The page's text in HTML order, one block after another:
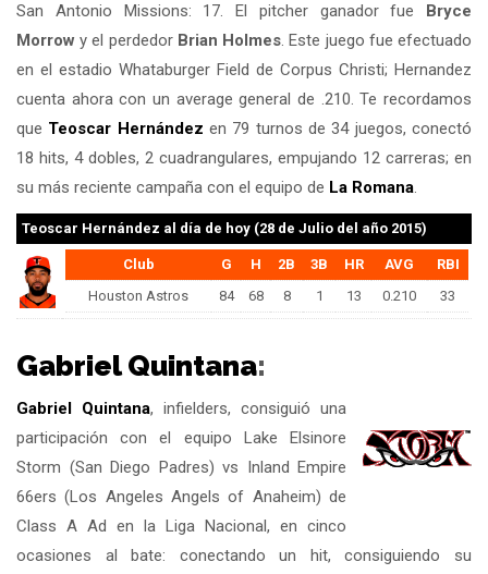
San Antonio Missions: 17. El pitcher ganador fue Bryce
Morrow y el perdedor Brian Holmes. Este juego fue efectuado
en el estadio Whataburger Field de Corpus Christi; Hernandez
cuenta ahora con un average general de .210. Te recordamos
que Teoscar Hernández en 79 turnos de 34 juegos, conectó
18 hits, 4 dobles, 2 cuadrangulares, empujando 12 carreras; en
su más reciente campaña con el equipo de La Romana.
Teoscar Hernández al día de hoy (28 de Julio del año 2015)
Club G H 2B 3B HR AVG
RBI
Houston Astros
84 68 8 1 13 0.210 33
Gabriel Quintana:
Gabriel Quintana, infielders, consiguió una
participación con el equipo Lake Elsinore
Storm (San Diego Padres) vs Inland Empire
66ers (Los Angeles Angels of Anaheim) de
Class A Ad en la Liga Nacional, en cinco
ocasiones al bate: conectando un hit, consiguiendo su